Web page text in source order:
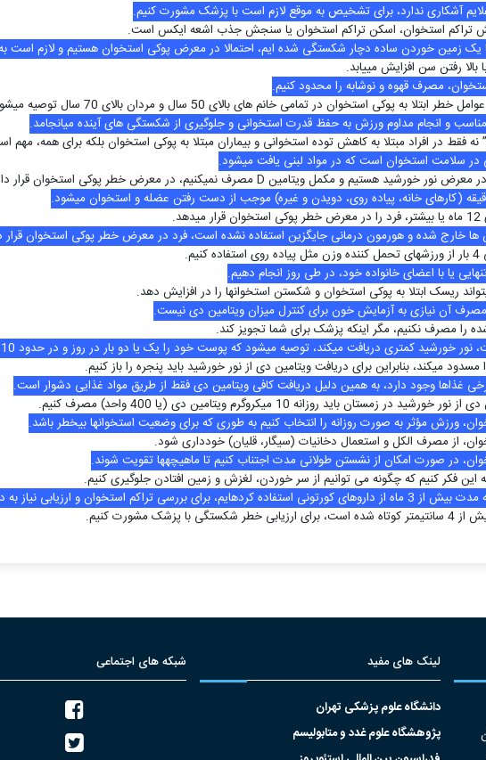
آشکاری ندارد، برای تشخیص به موقع لازم است با پزشک مشورت کنیم.
تراکم استخوان، اسکن تراکم استخوان یا سنجش جذب اشعه ایکس است.
بالا رفتن سن افزایش می­یابد.
مصرف قهوه و نوشابه را محدود کنیم.
به پوکی استخوان در تمامی خانم های بالای 50 سال و مردان بالای 70 سال توصیه می­شود.
مناسب و انجام مداوم ورزش به حفظ قدرت استخوانی و جلوگیری از شکستگی های آینده می­انجامد.
فقط در افراد مبتلا به کاهش توده استخوانی و بیماران مبتلا به پوکی استخوان بلکه برای همه، مهم
در سلامت استخوان است که در مواد لبنی یافت می­شود.
یا با اعضای خانواده خود، در طی روز انجام دهیم.
ریسک ابتلا به پوکی استخوان و شکستن استخوان­ها را در افزایش دهد.
آن نیازی به آزمایش خون برای کنترل میزان ویتامین دی نیست.
را مصرف نکنیم، مگر این­که پزشک برای شما تجویز کند.
کمتری دریافت می­کند، توصیه می­شود که پوست خود را یک یا دو بار در روز و در حدود 10 دقیقه، در معرض تابش نور خورشید قرار دهیم.
می­کند، بنابراین برای دریافت ویتامین دی از نور خورشید باید پنجره را باز کنیم.
غذاها وجود دارد، به همین دلیل دریافت کافی ویتامین دی فقط از طریق مواد غذایی دشوار است.
باید روزانه 10 میکروگرم ویتامین دی (یا 400 واحد) مصرف کنیم.
ورزش مؤثر به صورت روزانه را انتخاب کنیم به طوری که برای وضعیت استخوان­ها بی­خطر باشد.
از مصرف الکل و استعمال دخانیات (سیگار، قلیان) خودداری شود.
در صورت امکان از نشستن طولانی مدت اجتناب کنیم تا ماهیچه­ها تقویت شوند.
این فکر کنیم که چگونه می توانیم از سر خوردن، لغزش و زمین افتادن جلوگیری کنیم.
و ارزیابی نیاز به درمان، با پزشک مشورت کنیم.
مشورت کنیم.
لینک های مفید
دانشگاه علوم پزشکی تهران
پژوهشگاه علوم غدد و متابولیسم
شبکه های اجتماعی